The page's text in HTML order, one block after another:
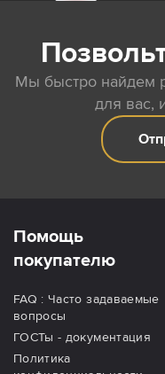
Мы быстро найдем
для вас,
Помощь
покупателю
FAQ : Часто задаваемые
вопросы
ГОСТы - документация
Политика